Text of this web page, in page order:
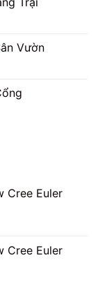
Vườn
Cree Euler
Cree Euler